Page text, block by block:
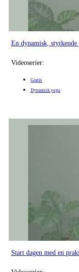
En dynamisk,
Videoserier:
Gratis
Dynamisk yoga
Start dagen med en